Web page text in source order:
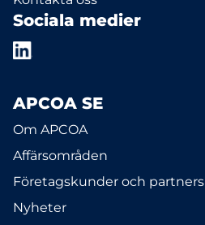
Sociala medier
APCOA SE
Om APCOA
Affärsområden
Företagskunder och partners
Nyheter